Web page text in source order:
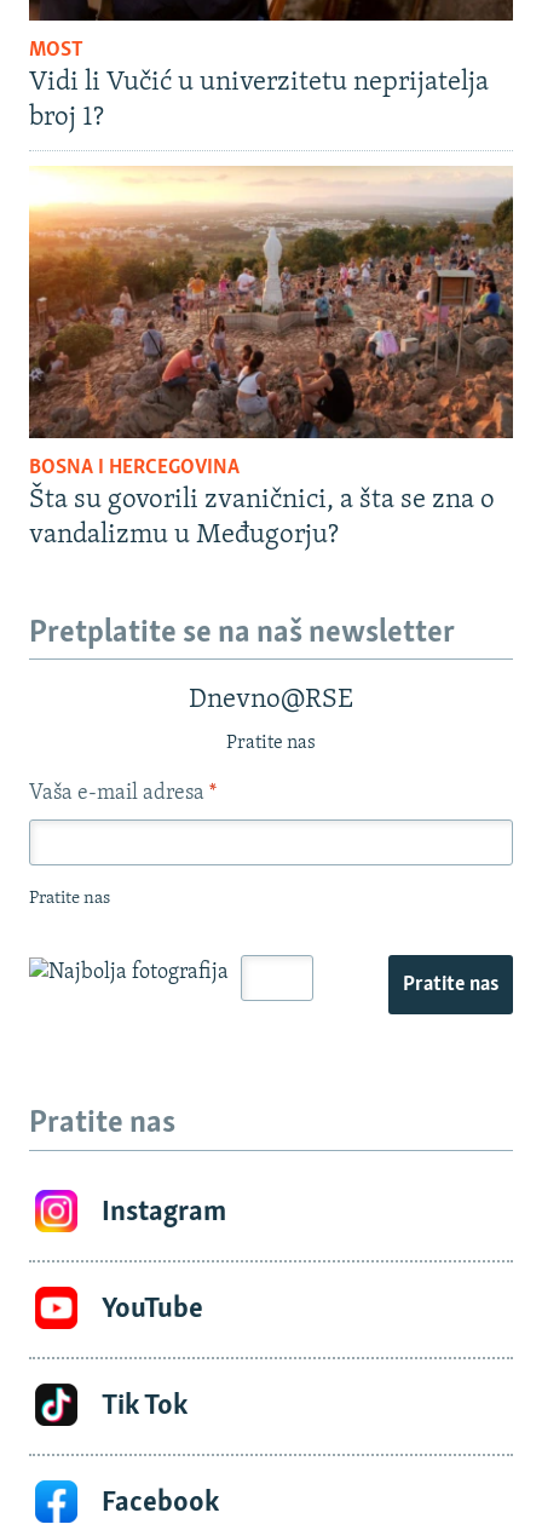
MOST
Vidi li Vučić u univerzitetu neprijatelja
broj 1?
BOSNA I HERCEGOVINA
Šta su govorili zvaničnici, a šta se zna o
vandalizmu u Međugorju?
Pretplatite se na naš newsletter
Dnevno@RSE
Pratite nas
Vaša e-mail adresa *
Pratite nas
Pratite nas
Pratite nas
Instagram
YouTube
Tik Tok
Facebook